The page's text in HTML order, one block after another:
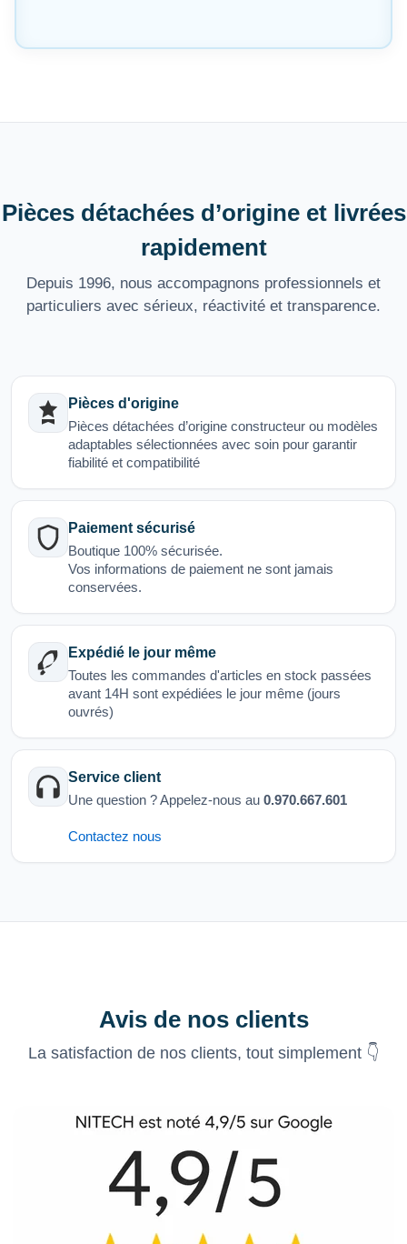
Pièces détachées d’origine et livrées
rapidement
Depuis 1996, nous accompagnons professionnels et
particuliers avec sérieux, réactivité et transparence.
Pièces d'origine
Pièces détachées d’origine constructeur ou modèles
adaptables sélectionnées avec soin pour garantir
fiabilité et compatibilité
Paiement sécurisé
Boutique 100% sécurisée.
Vos informations de paiement ne sont jamais
conservées.
Expédié le jour même
Toutes les commandes d'articles en stock passées
avant 14H sont expédiées le jour même (jours
ouvrés)
Service client
Une question ? Appelez-nous au 0.970.667.601
Contactez nous
Avis de nos clients
La satisfaction de nos clients, tout simplement 👇